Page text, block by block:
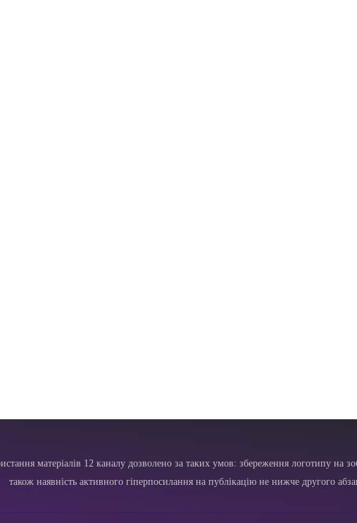
матеріалів 12 каналу дозволено за таких умов: збереження логотипу на
також наявність активного гіперпосилання на публікацію не нижче другого